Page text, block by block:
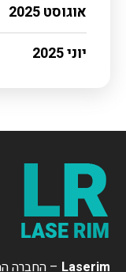
אוגוסט 2025
יוני 2025
Laserim – החברה